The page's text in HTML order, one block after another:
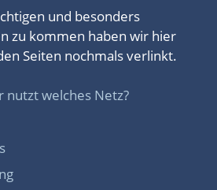
und besonders
zu kommen haben wir hier
Seiten nochmals verlinkt.
nutzt welches Netz?